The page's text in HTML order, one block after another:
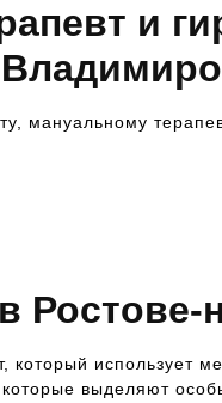
и
мануальному
Ростове-
который использует
выделяют